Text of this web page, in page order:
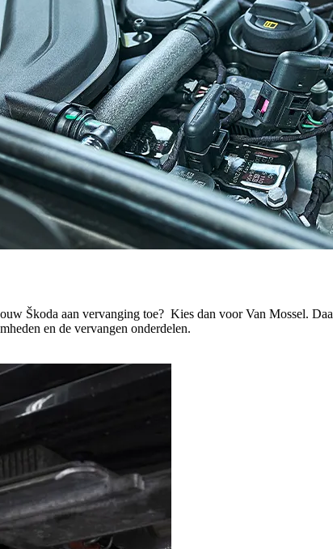
Škoda aan vervanging toe? Kies dan voor Van Mossel.
en de vervangen onderdelen.